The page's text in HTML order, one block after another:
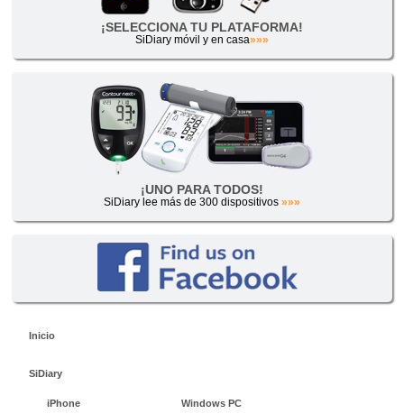
¡SELECCIONA TU PLATAFORMA!
SiDiary móvil y en casa»»»
¡UNO PARA TODOS!
SiDiary lee más de 300 dispositivos »»»
Inicio
SiDiary
iPhone Windows PC